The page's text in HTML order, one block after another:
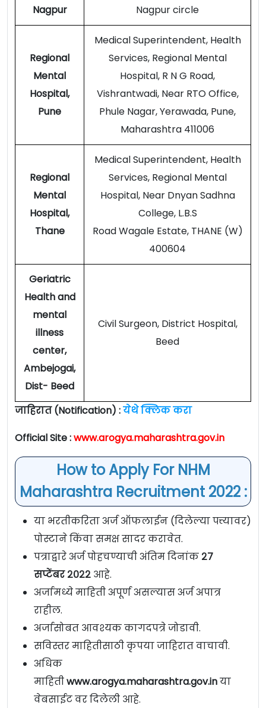
Nagpur
Nagpur circle
Regional
Mental
Hospital,
Pune
Medical Superintendent, Health
Services, Regional Mental
Hospital, R N G Road,
Vishrantwadi, Near RTO Office,
Phule Nagar, Yerawada, Pune,
Maharashtra 411006
Regional
Mental
Hospital,
Thane
Medical Superintendent, Health
Services, Regional Mental
Hospital, Near Dnyan Sadhna
College, L.B.S
Road Wagale Estate, THANE (W)
400604
Geriatric
Health and
mental
illness
center,
Ambejogai,
Dist- Beed
Civil Surgeon, District Hospital,
Beed
जाहिरात (Notification) :येथे क्लिक करा
Official Site :www.arogya.maharashtra.gov.in
How to Apply For NHM
Maharashtra Recruitment 2022 :
या भरतीकरिता अर्ज ऑफलाईन (दिलेल्या पत्त्यावर)
पोस्टाने किंवा समक्ष सादर करावेत.
पत्राद्वारे अर्ज पोहचण्याची अंतिम दिनांक २७
सप्टेंबर २०२२ आहे.
अर्जामध्ये माहिती अपूर्ण असल्यास अर्ज अपात्र
राहील.
अर्जासोबत आवश्यक कागदपत्रे जोडावी.
सविस्तर माहितीसाठी कृपया जाहिरात वाचावी.
अधिक
माहितीwww.arogya.maharashtra.gov.inया
वेबसाईट वर दिलेली आहे.